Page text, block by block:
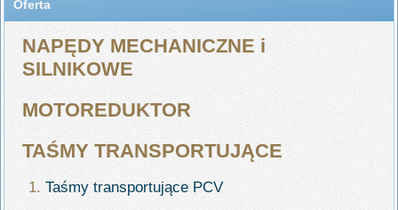
Oferta
NAPĘDY MECHANICZNE i
SILNIKOWE
MOTOREDUKTOR
TAŚMY TRANSPORTUJĄCE
Taśmy transportujące PCV